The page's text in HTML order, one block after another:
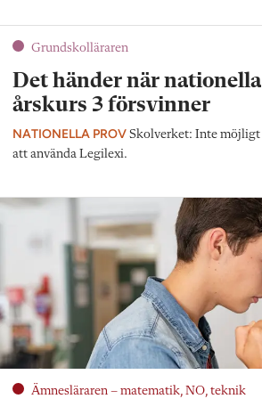
Grundskolläraren
Det händer när
årskurs 3 försvinner
NATIONELLA PROV Skolverket: Inte möjligt
att använda Legilexi.
Ämnesläraren – matematik, NO, teknik